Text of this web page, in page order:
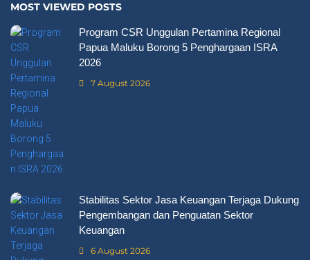
MOST VIEWED POSTS
Program CSR Unggulan Pertamina Regional
Papua Maluku Borong 5 Penghargaan ISRA
2026
7 August 2026
Stabilitas Sektor Jasa Keuangan Terjaga Dukung
Pengembangan dan Penguatan Sektor
Keuangan
6 August 2026